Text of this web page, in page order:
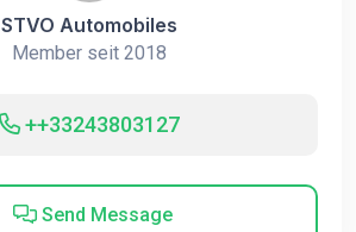
STVO Automobiles
Member seit 2018
++33243803127
Send Message